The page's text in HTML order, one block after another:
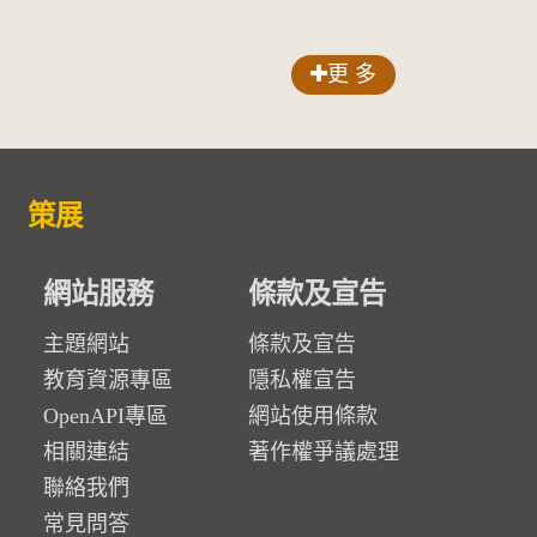
更 多
策展
網站服務
主題網站
教育資源專區
OpenAPI專區
相關連結
聯絡我們
常見問答
條款及宣告
條款及宣告
隱私權宣告
網站使用條款
著作權爭議處理